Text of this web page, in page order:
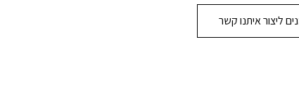
ליצור איתנו קשר